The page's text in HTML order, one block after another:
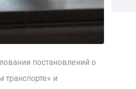
постановлений о
и